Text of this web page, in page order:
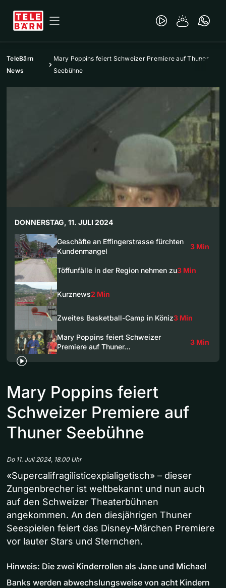
TeleBärn
News
Mary Poppins feiert Schweizer Premiere auf Thuner
Seebühne
DONNERSTAG, 11. JULI 2024
Geschäfte an Effingerstrasse fürchten
Kundenmangel
3 Min
Töffunfälle in der Region nehmen zu3 Min
Kurznews2 Min
Zweites Basketball-Camp in Köniz3 Min
Mary Poppins feiert Schweizer
Premiere auf Thuner…
3 Min
Mary Poppins feiert
Schweizer Premiere auf
Thuner Seebühne
Do 11. Juli 2024, 18.00 Uhr
«Supercalifragilisticexpialigetisch» – dieser
Zungenbrecher ist weltbekannt und nun auch
auf den Schweizer Theaterbühnen
angekommen. An den diesjährigen Thuner
Seespielen feiert das Disney-Märchen Premiere
vor lauter Stars und Sternchen.
Hinweis: Die zwei Kinderrollen als Jane und Michael
Banks werden abwechslungsweise von acht Kindern